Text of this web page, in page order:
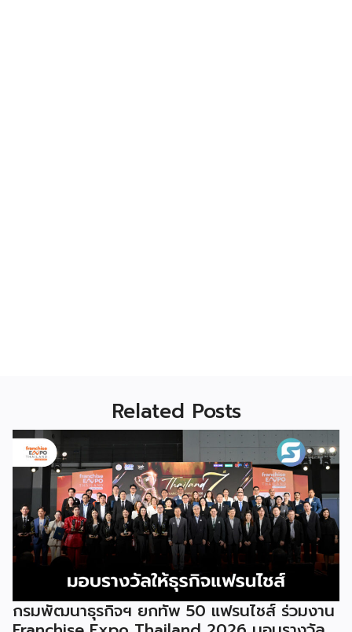
Related Posts
กรมพัฒนาธุรกิจฯ ยกทัพ 50 แฟรนไชส์ ร่วมงาน